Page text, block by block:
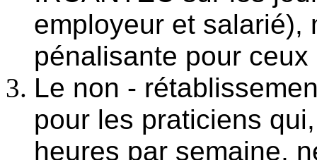
employeur et salarié),
pénalisante pour
Le non -
pour les praticiens
heures par semaine,